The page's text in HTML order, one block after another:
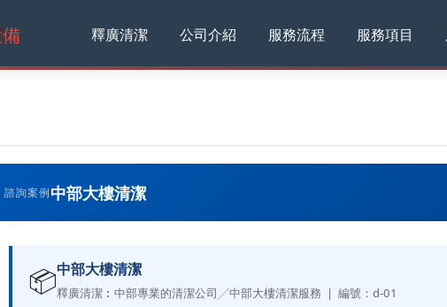
釋廣清潔 公司介紹 服務流程 服務項目
諮詢案例中部大樓清潔
📦中部大樓清潔
釋廣清潔︰中部專業的清潔公司╱中部大樓清潔服務 | 編號：d-01